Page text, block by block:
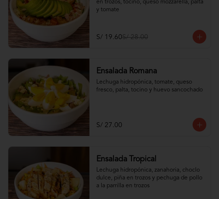
en trozos, tocino, queso mozzarella, palta
y tomate
S/ 19.60S/ 28.00
Ensalada Romana
Lechuga hidropónica, tomate, queso
fresco, palta, tocino y huevo sancochado
S/ 27.00
Ensalada Tropical
Lechuga hidropónica, zanahoria, choclo
dulce, piña en trozos y pechuga de pollo
a la parrilla en trozos